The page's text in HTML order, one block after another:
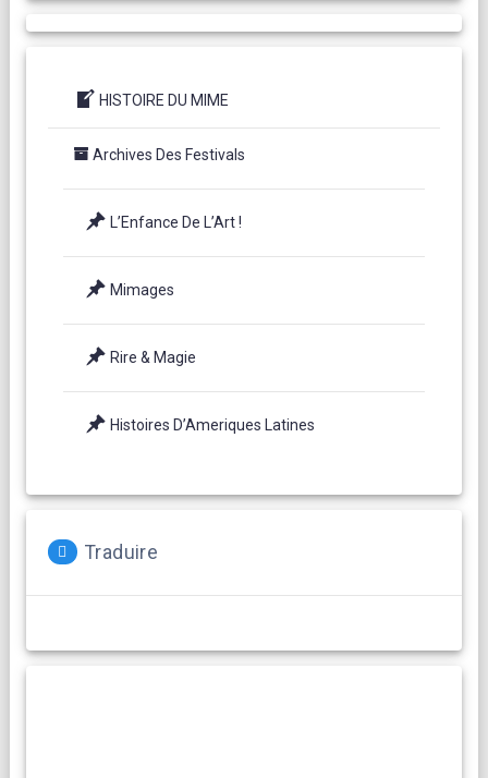
HISTOIRE DU MIME
Archives Des Festivals
L’Enfance De L’Art !
Mimages
Rire & Magie
Histoires D’Ameriques Latines
Traduire